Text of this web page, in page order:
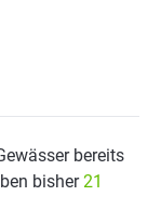
bereits
bisher21